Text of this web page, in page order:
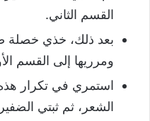
القسم الثاني.
بعد ذلك، خذي خصلة
ومرريها إلى القسم
استمري في تكرار
الشعر، ثم ثبتي